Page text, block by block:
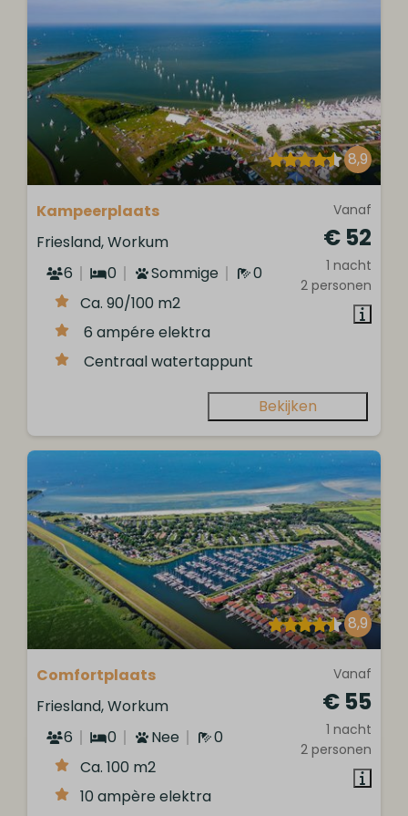
8,9
Vanaf
€ 52
1 nacht
2 personen
Kampeerplaats
Friesland, Workum
6
0 Sommige
0
Ca. 90/100 m2
6 ampére elektra
Centraal watertappunt
Bekijken
8,9
Vanaf
€ 55
1 nacht
2 personen
Comfortplaats
Friesland, Workum
6
0 Nee
0
Ca. 100 m2
10 ampère elektra